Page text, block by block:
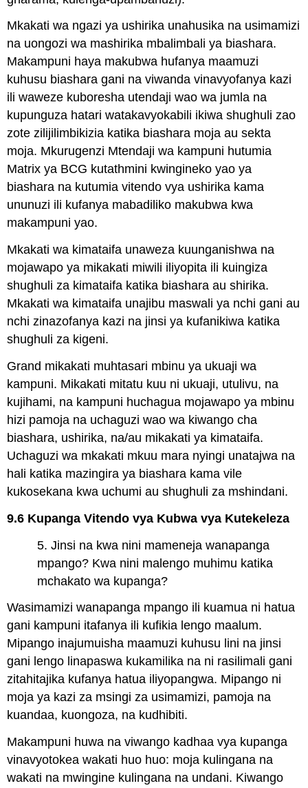
Mkakati wa ngazi ya ushirika unahusika na usimamizi
na uongozi wa mashirika mbalimbali ya biashara.
Makampuni haya makubwa hufanya maamuzi
kuhusu biashara gani na viwanda vinavyofanya kazi
ili waweze kuboresha utendaji wao wa jumla na
kupunguza hatari watakavyokabili ikiwa shughuli zao
zote zilijilimbikizia katika biashara moja au sekta
moja. Mkurugenzi Mtendaji wa kampuni hutumia
Matrix ya BCG kutathmini kwingineko yao ya
biashara na kutumia vitendo vya ushirika kama
ununuzi ili kufanya mabadiliko makubwa kwa
makampuni yao.
Mkakati wa kimataifa unaweza kuunganishwa na
mojawapo ya mikakati miwili iliyopita ili kuingiza
shughuli za kimataifa katika biashara au shirika.
Mkakati wa kimataifa unajibu maswali ya nchi gani au
nchi zinazofanya kazi na jinsi ya kufanikiwa katika
shughuli za kigeni.
Grand mikakati muhtasari mbinu ya ukuaji wa
kampuni. Mikakati mitatu kuu ni ukuaji, utulivu, na
kujihami, na kampuni huchagua mojawapo ya mbinu
hizi pamoja na uchaguzi wao wa kiwango cha
biashara, ushirika, na/au mikakati ya kimataifa.
Uchaguzi wa mkakati mkuu mara nyingi unatajwa na
hali katika mazingira ya biashara kama vile
kukosekana kwa uchumi au shughuli za mshindani.
9.6 Kupanga Vitendo vya Kubwa vya Kutekeleza
5. Jinsi na kwa nini mameneja wanapanga
mpango? Kwa nini malengo muhimu katika
mchakato wa kupanga?
Wasimamizi wanapanga mpango ili kuamua ni hatua
gani kampuni itafanya ili kufikia lengo maalum.
Mipango inajumuisha maamuzi kuhusu lini na jinsi
gani lengo linapaswa kukamilika na ni rasilimali gani
zitahitajika kufanya hatua iliyopangwa. Mipango ni
moja ya kazi za msingi za usimamizi, pamoja na
kuandaa, kuongoza, na kudhibiti.
Makampuni huwa na viwango kadhaa vya kupanga
vinavyotokea wakati huo huo: moja kulingana na
wakati na mwingine kulingana na undani. Kiwango